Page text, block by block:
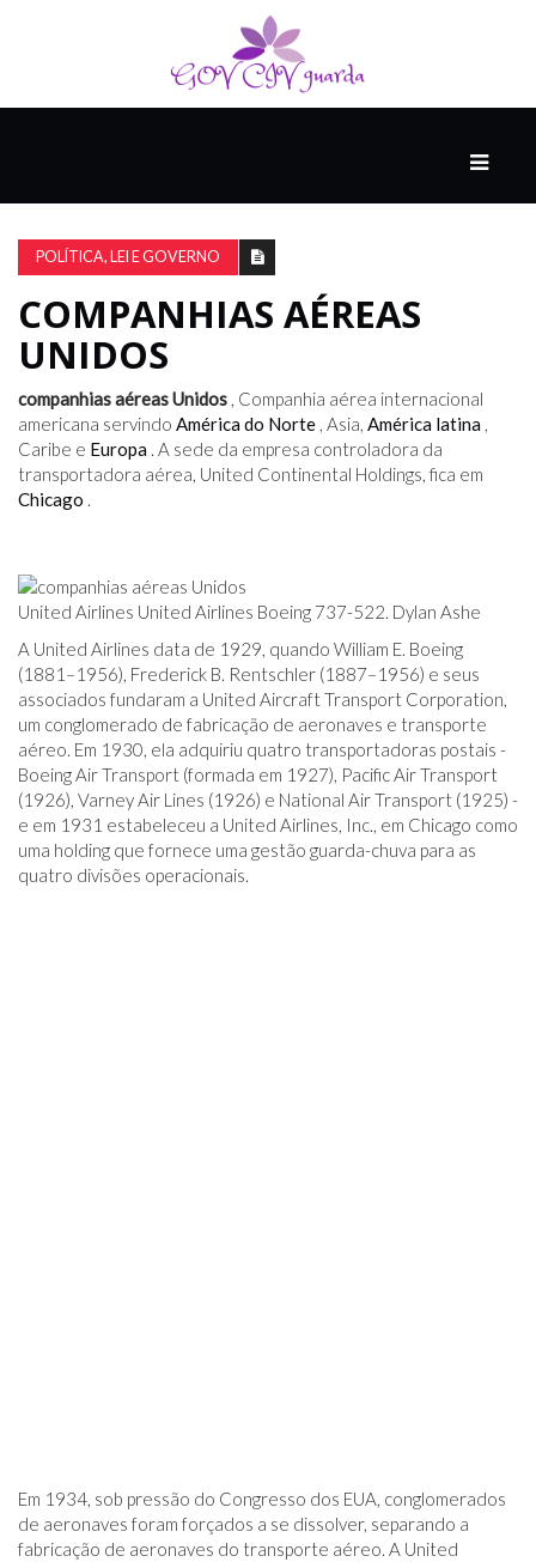
DO
THINK
COMEÇA
COM
UM
POLÍTICA, LEI E GOVERNO
COMPANHIAS AÉREAS
UNIDOS
companhias aéreas Unidos , Companhia aérea internacional
americana servindo América do Norte , Asia, América latina ,
Caribe e Europa . A sede da empresa controladora da
transportadora aérea, United Continental Holdings, fica em
Chicago .
United Airlines United Airlines Boeing 737-522. Dylan Ashe
A United Airlines data de 1929, quando William E. Boeing
(1881–1956), Frederick B. Rentschler (1887–1956) e seus
associados fundaram a United Aircraft Transport Corporation,
um conglomerado de fabricação de aeronaves e transporte
aéreo. Em 1930, ela adquiriu quatro transportadoras postais -
Boeing Air Transport (formada em 1927), Pacific Air Transport
(1926), Varney Air Lines (1926) e National Air Transport (1925) -
e em 1931 estabeleceu a United Airlines, Inc., em Chicago como
uma holding que fornece uma gestão guarda-chuva para as
quatro divisões operacionais.
Em 1934, sob pressão do Congresso dos EUA, conglomerados
de aeronaves foram forçados a se dissolver, separando a
fabricação de aeronaves do transporte aéreo. A United